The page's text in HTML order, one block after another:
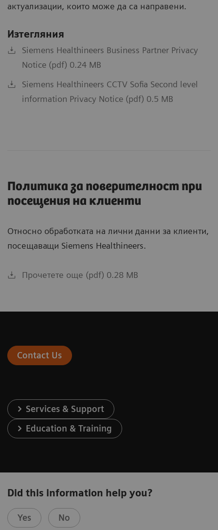
актуализации, които може да са направени.
Изтегляния
Siemens Healthineers Business Partner Privacy
Notice (pdf) 0.24 MB
Siemens Healthineers CCTV Sofia Second level
information Privacy Notice (pdf) 0.5 MB
Политика за поверителност при
посещения на клиенти
Относно обработката на лични данни за клиенти,
посещаващи Siemens Healthineers.
Прочетете още (pdf) 0.28 MB
Contact Us
Services & Support
Education & Training
Did this information help you?
Yes No